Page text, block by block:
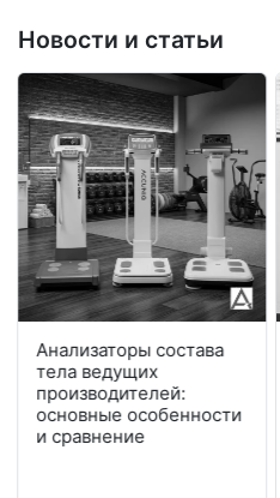
Новости и статьи
Анализаторы состава
тела ведущих
производителей:
основные особенности
и сравнение